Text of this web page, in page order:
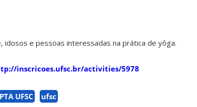
idosos e pessoas interessadas na prática de yôga.
inscricoes.ufsc.br/activities/5978
UFSC ufsc